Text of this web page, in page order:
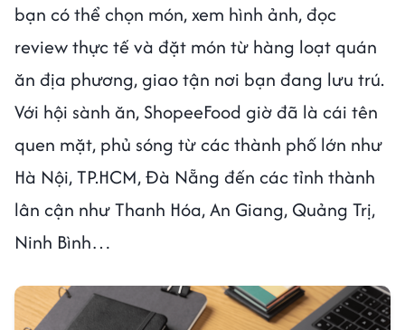
bạn có thể chọn món, xem hình ảnh, đọc
review thực tế và đặt món từ hàng loạt quán
ăn địa phương, giao tận nơi bạn đang lưu trú.
Với hội sành ăn, ShopeeFood giờ đã là cái tên
quen mặt, phủ sóng từ các thành phố lớn như
Hà Nội, TP.HCM, Đà Nẵng đến các tỉnh thành
lân cận như Thanh Hóa, An Giang, Quảng Trị,
Ninh Bình…